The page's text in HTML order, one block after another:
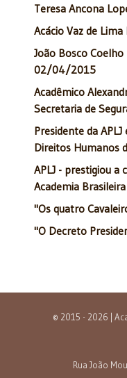
Teresa Ancona
Acácio Vaz de Lima
João Bosco
02/04/2015
Acadêmico
Secretaria de
Presidente da
Direitos Humanos
APLJ - prestigiou a
Academia
"Os quatro
"O Decreto
© 2015 - 2026 |
Rua João